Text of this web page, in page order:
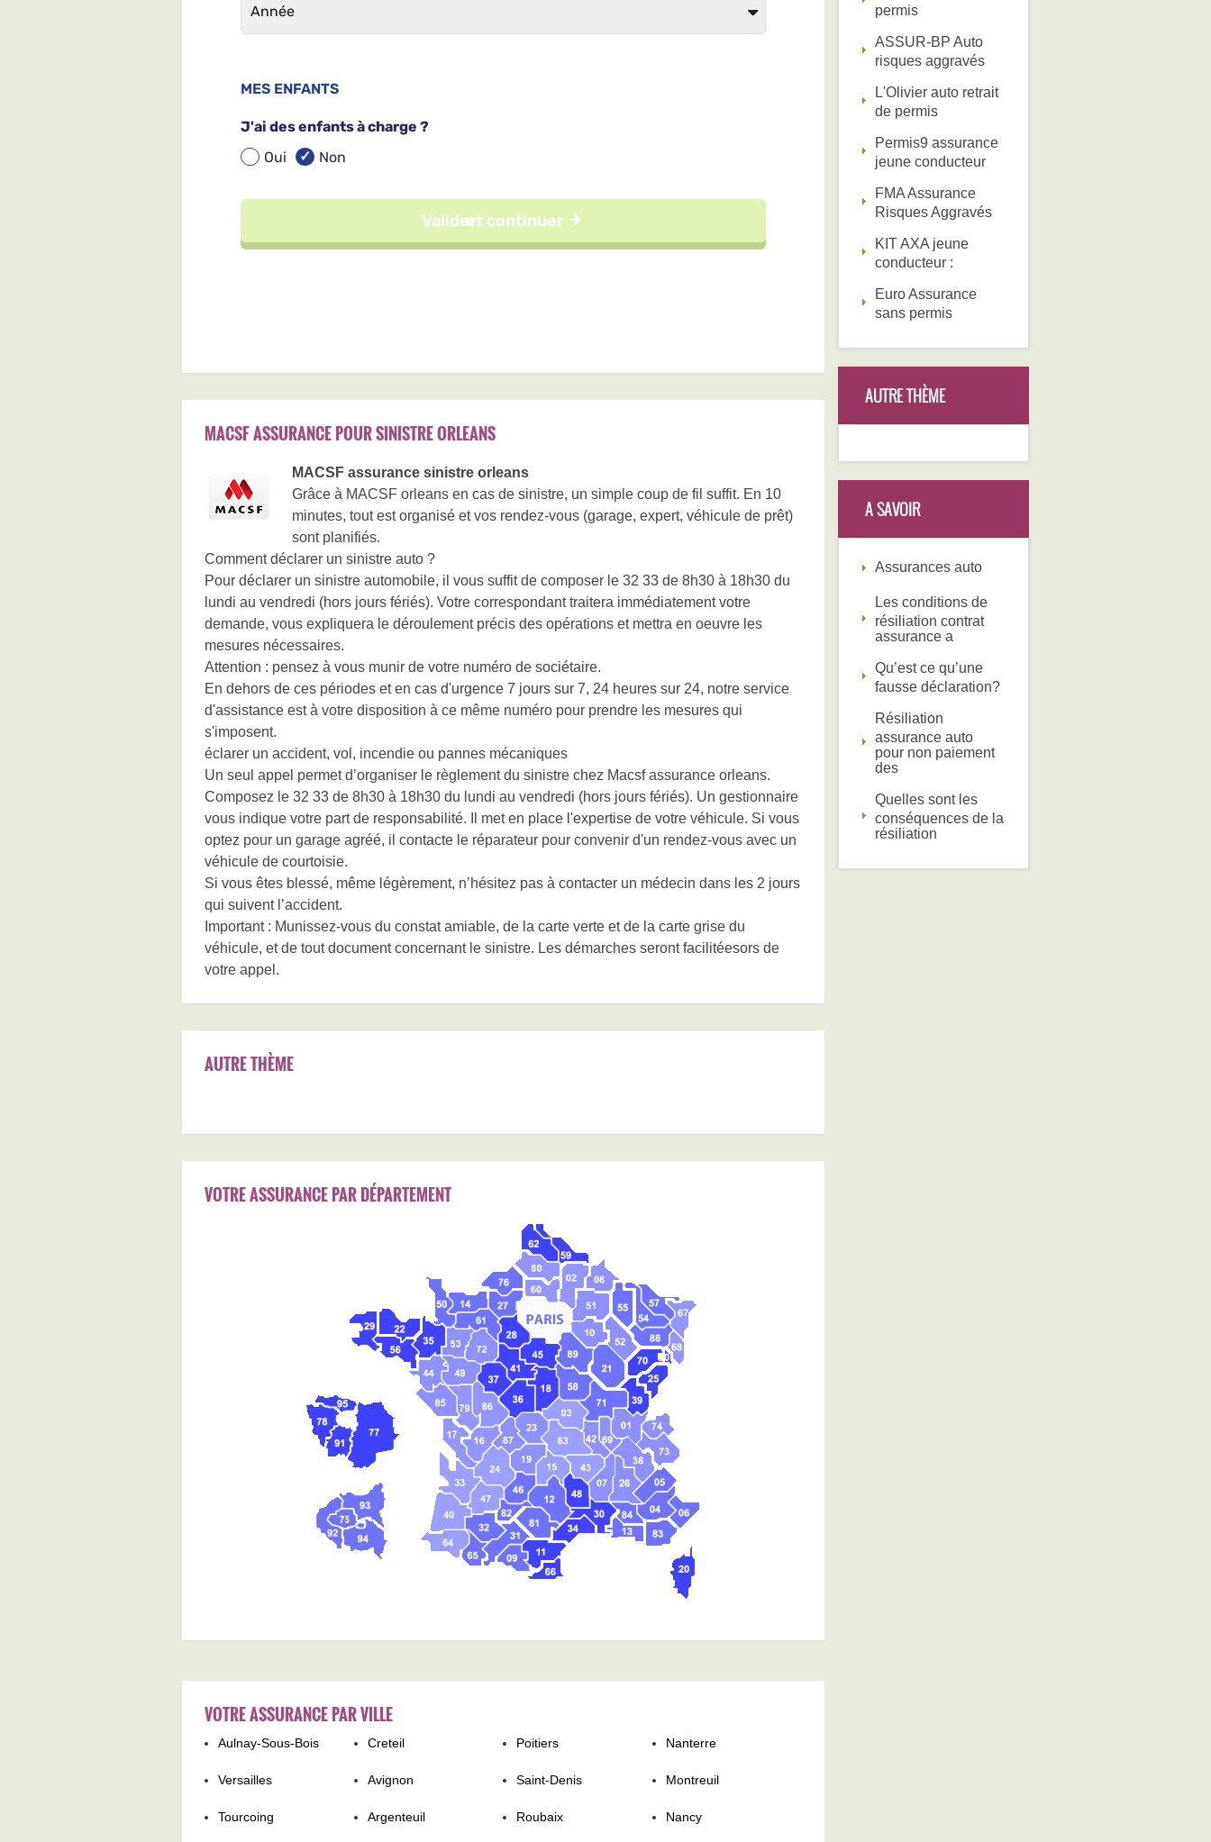
MACSF ASSURANCE POUR SINISTRE ORLEANS
MACSF assurance sinistre orleans
Grâce à MACSF orleans en cas de sinistre, un simple coup de fil suffit. En 10
minutes, tout est organisé et vos rendez-vous (garage, expert, véhicule de prêt)
sont planifiés.
Comment déclarer un sinistre auto ?
Pour déclarer un sinistre automobile, il vous suffit de composer le 32 33 de 8h30 à 18h30 du
lundi au vendredi (hors jours fériés). Votre correspondant traitera immédiatement votre
demande, vous expliquera le déroulement précis des opérations et mettra en oeuvre les
mesures nécessaires.
Attention : pensez à vous munir de votre numéro de sociétaire.
En dehors de ces périodes et en cas d'urgence 7 jours sur 7, 24 heures sur 24, notre service
d'assistance est à votre disposition à ce même numéro pour prendre les mesures qui
s'imposent.
éclarer un accident, vol, incendie ou pannes mécaniques
Un seul appel permet d’organiser le règlement du sinistre chez Macsf assurance orleans.
Composez le 32 33 de 8h30 à 18h30 du lundi au vendredi (hors jours fériés). Un gestionnaire
vous indique votre part de responsabilité. Il met en place l'expertise de votre véhicule. Si vous
optez pour un garage agréé, il contacte le réparateur pour convenir d'un rendez-vous avec un
véhicule de courtoisie.
Si vous êtes blessé, même légèrement, n’hésitez pas à contacter un médecin dans les 2 jours
qui suivent l’accident.
Important : Munissez-vous du constat amiable, de la carte verte et de la carte grise du
véhicule, et de tout document concernant le sinistre. Les démarches seront facilitéesors de
votre appel.
AUTRE THÈME
VOTRE ASSURANCE PAR DÉPARTEMENT
VOTRE ASSURANCE PAR VILLE
Aulnay-Sous-Bois Creteil Poitiers Nanterre
Versailles Avignon Saint-Denis Montreuil
Tourcoing Argenteuil Roubaix Nancy
permis
ASSUR-BP Auto
risques aggravés
L'Olivier auto retrait
de permis
Permis9 assurance
jeune conducteur
FMA Assurance
Risques Aggravés
KIT AXA jeune
conducteur :
Euro Assurance
sans permis
AUTRE THÈME
A SAVOIR
Assurances auto
Les conditions de
résiliation contrat
assurance a
Qu’est ce qu’une
fausse déclaration?
Résiliation
assurance auto
pour non paiement
des
Quelles sont les
conséquences de la
résiliation